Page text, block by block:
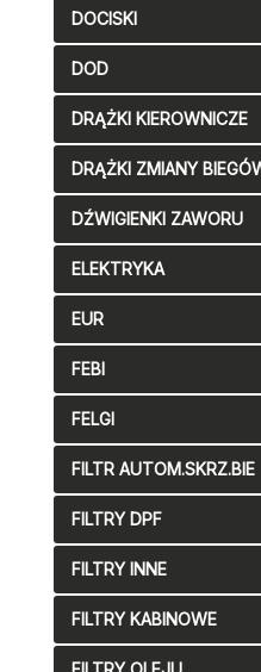
DOCISKI
DOD
DRĄŻKI KIEROWNICZE
DRĄŻKI ZMIANY
DŹWIGIENKI ZAWORU
ELEKTRYKA
EUR
FEBI
FELGI
FILTR AUTOM.SKRZ.BIE
FILTRY DPF
FILTRY INNE
FILTRY KABINOWE